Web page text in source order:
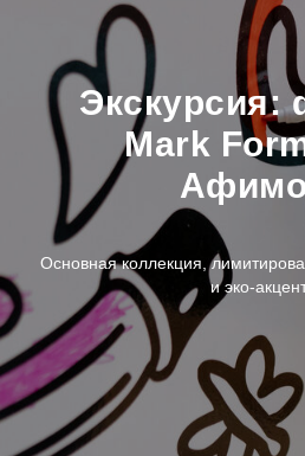
Экскурсия:
Mark
Основная коллекция,
и эко-